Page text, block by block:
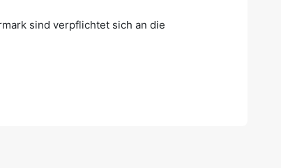
sind verpflichtet sich an die